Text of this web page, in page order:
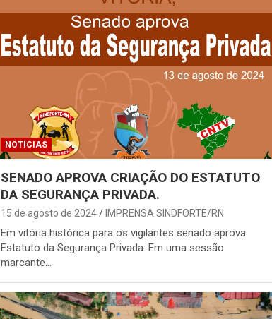
NOTÍCIAS
SENADO APROVA CRIAÇÃO DO ESTATUTO
DA SEGURANÇA PRIVADA.
15 de agosto de 2024 IMPRENSA SINDFORTE/RN
Em vitória histórica para os vigilantes senado aprova
Estatuto da Segurança Privada. Em uma sessão
marcante…